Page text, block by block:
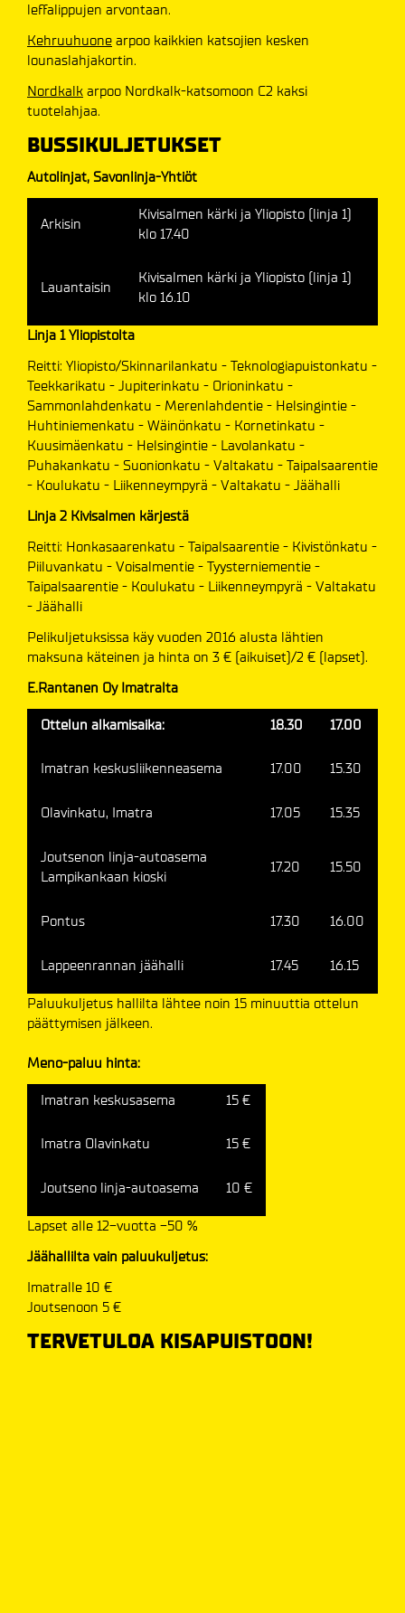
leffalippujen arvontaan.
Kehruuhuone arpoo kaikkien katsojien kesken
lounaslahjakortin.
Nordkalk arpoo Nordkalk-katsomoon C2 kaksi
tuotelahjaa.
BUSSIKULJETUKSET
Autolinjat, Savonlinja-Yhtiöt
Arkisin
Kivisalmen kärki ja Yliopisto (linja 1)
klo 17.40
Lauantaisin
Kivisalmen kärki ja Yliopisto (linja 1)
klo 16.10
Linja 1 Yliopistolta
Reitti: Yliopisto/Skinnarilankatu - Teknologiapuistonkatu -
Teekkarikatu - Jupiterinkatu - Orioninkatu -
Sammonlahdenkatu - Merenlahdentie - Helsingintie -
Huhtiniemenkatu - Wäinönkatu - Kornetinkatu -
Kuusimäenkatu - Helsingintie - Lavolankatu -
Puhakankatu - Suonionkatu - Valtakatu - Taipalsaarentie
- Koulukatu - Liikenneympyrä - Valtakatu - Jäähalli
Linja 2 Kivisalmen kärjestä
Reitti: Honkasaarenkatu - Taipalsaarentie - Kivistönkatu -
Piiluvankatu - Voisalmentie - Tyysterniementie -
Taipalsaarentie - Koulukatu - Liikenneympyrä - Valtakatu
- Jäähalli
Pelikuljetuksissa käy vuoden 2016 alusta lähtien
maksuna käteinen ja hinta on 3 € (aikuiset)/2 € (lapset).
E.Rantanen Oy Imatralta
Ottelun alkamisaika: 18.30 17.00
Imatran keskusliikenneasema 17.00 15.30
Olavinkatu, Imatra 17.05 15.35
Joutsenon linja-autoasema
Lampikankaan kioski
17.20 15.50
Pontus 17.30 16.00
Lappeenrannan jäähalli 17.45 16.15
Paluukuljetus hallilta lähtee noin 15 minuuttia ottelun
päättymisen jälkeen.
Meno-paluu hinta:
Imatran keskusasema 15 €
Imatra Olavinkatu 15 €
Joutseno linja-autoasema 10 €
Lapset alle 12-vuotta -50 %
Jäähallilta vain paluukuljetus:
Imatralle 10 €
Joutsenoon 5 €
TERVETULOA KISAPUISTOON!